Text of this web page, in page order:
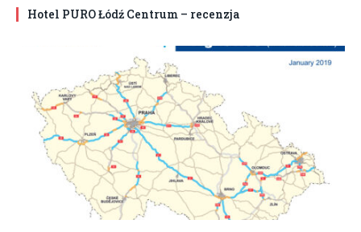
Hotel PURO Łódź Centrum – recenzja